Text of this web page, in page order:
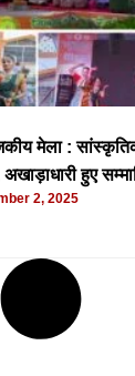
मेला :
हुए
2, 2025